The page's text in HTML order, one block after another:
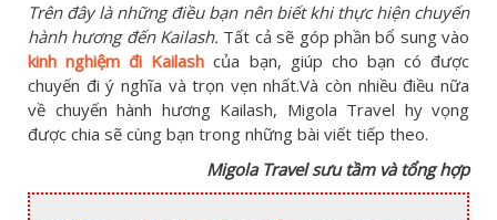
Trên đâylà những điều bạn nên biết khi thực hiện chuyến
hành hương đếnKailash. Tất cả sẽ góp phần bổ sung vào
kinh nghiệm đi Kailash của bạn, giúp cho bạn có được
chuyến đi ý nghĩa và trọn vẹn nhất.Và còn nhiều điều nữa
về chuyến hành hương Kailash, Migola Travel hy vọng
được chia sẽ cùng bạn trong những bài viết tiếp theo.
Migola Travel sưu tầm và tổng hợp